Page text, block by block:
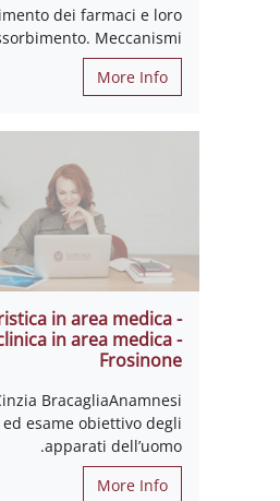
dei farmaci e loro
Meccanismi
More Info
in area medica -
in area medica -
Frosinone
BracagliaAnamnesi
esame obiettivo degli
apparati dell’uomo.
More Info